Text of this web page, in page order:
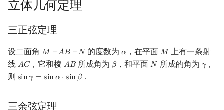
立体几何定理
三正弦定理
设二面角 𝑀 －𝐴𝐵－𝑁
M－AB－N 的度数为 𝛼
α ，在平面𝑀
M 上有一条射
线 𝐴𝐶
AC ，它和棱𝐴𝐵
AB 所成角为 𝛽
β ，和平面𝑁
N 所成的角为 𝛾
γ，
则 sin𝛾 = sin𝛼⋅ sin𝛽
sinγ=sinα⋅sin β ．
三余弦定理